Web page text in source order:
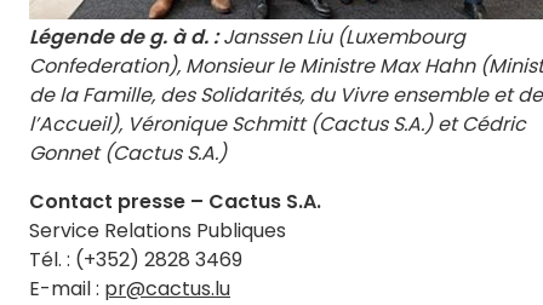
Légende de g. à d. :Janssen Liu (Luxembourg
Confederation), Monsieur le Ministre Max Hahn
de la Famille, des Solidarités, du Vivre ensemble et de
l’Accueil), Véronique Schmitt (Cactus S.A.) et Cédric
Gonnet (Cactus S.A.)
Contact presse – Cactus S.A.
Service Relations Publiques
Tél. : (+352) 2828 3469
E-mail : pr@cactus.lu